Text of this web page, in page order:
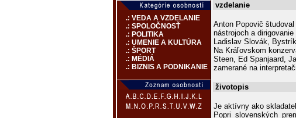
.: VEDA A VZDELANIE
.: SPOLOČNOSŤ
.: POLITIKA
.: UMENIE A KULTÚRA
.: ŠPORT
.: MÉDIÁ
.: BIZNIS A PODNIKANIE
vzdelanie
Anton Popovič
nástrojoch a
Ladislav Slovák,
Na Kráľovskom
Steen, Ed Spanjaard,
zamerané na
životopis
Je aktívny ako
Popri slovenských